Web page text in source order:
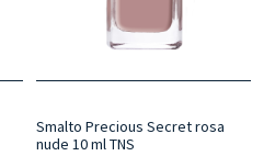
Smalto Precious Secret rosa
nude 10 ml TNS